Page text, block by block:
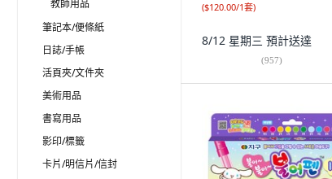
教師用品
筆記本/便條紙
日誌/手帳
活頁夾/文件夾
美術用品
書寫用品
影印/標籤
卡片/明信片/信封
($120.00/1套)
8/12 星期三 預計送達
(957)